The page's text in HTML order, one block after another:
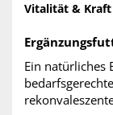
Vitalität & Kraft
Ein natürliches